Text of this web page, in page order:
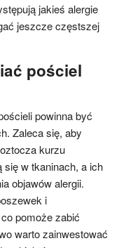
jakieś alergie
jeszcze częstszej
pościel
powinna być
Zaleca się, aby
kurzu
się w tkaninach, a ich
objawów alergii.
i
pomoże zabić
warto zainwestować